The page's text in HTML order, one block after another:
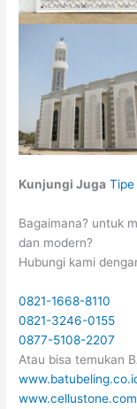
Kunjungi Juga Tipe
Bagaimana? untuk
dan modern?
Hubungi kami
0821-1668-8110
0821-3246-0155
0877-5108-2207
Atau bisa temukan
www.cellustone.com